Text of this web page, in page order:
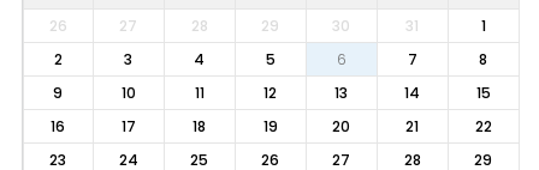
26
27 28 29 30 31
1
2
3 4 5 6 7
8
9
10 11 12 13 14
15
16
17 18 19 20 21
22
23
24 25 26 27 28
29